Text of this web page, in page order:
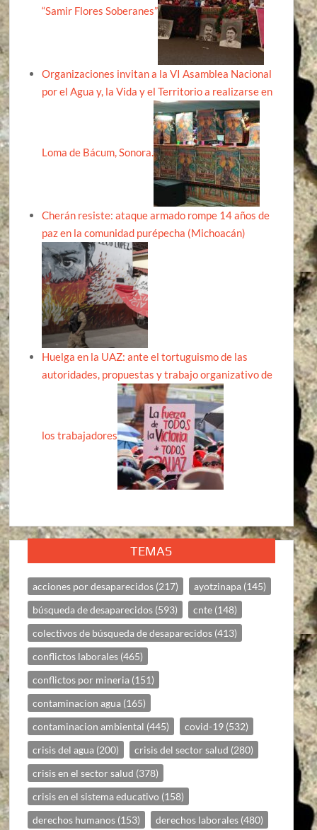
“Samir Flores Soberanes”
Organizaciones invitan a la VI Asamblea Nacional
por el Agua y, la Vida y el Territorio a realizarse en
Loma de Bácum, Sonora.
Cherán resiste: ataque armado rompe 14 años de
paz en la comunidad purépecha (Michoacán)
Huelga en la UAZ: ante el tortuguismo de las
autoridades, propuestas y trabajo organizativo de
los trabajadores
TEMAS
acciones por desaparecidos (217) ayotzinapa (145)
búsqueda de desaparecidos (593) cnte (148)
colectivos de búsqueda de desaparecidos (413)
conflictos laborales (465)
conflictos por mineria (151)
contaminacion agua (165)
contaminacion ambiental (445) covid-19 (532)
crisis del agua (200) crisis del sector salud (280)
crisis en el sector salud (378)
crisis en el sistema educativo (158)
derechos humanos (153) derechos laborales (480)